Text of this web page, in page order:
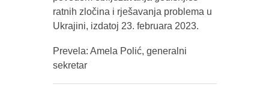
ratnih zločina i rješavanja problema u
Ukrajini, izdatoj 23. februara 2023.
Prevela: Amela Polić, generalni
sekretar